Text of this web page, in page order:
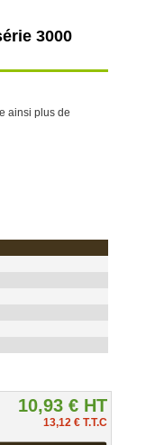
3000
ainsi plus de
10,93 € HT
13,12 € T.T.C